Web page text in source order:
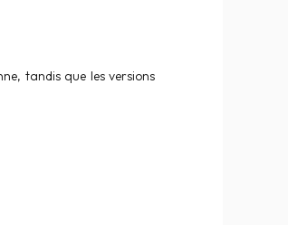
tandis que les versions